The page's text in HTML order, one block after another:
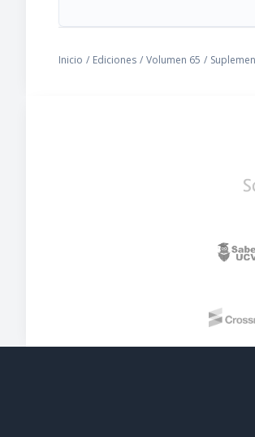
Inicio / Ediciones / Volumen 65 /